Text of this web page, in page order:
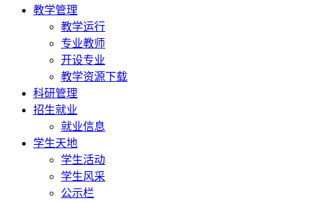
教学管理
教学运行
专业教师
开设专业
教学资源下载
科研管理
招生就业
就业信息
学生天地
学生活动
学生风采
公示栏